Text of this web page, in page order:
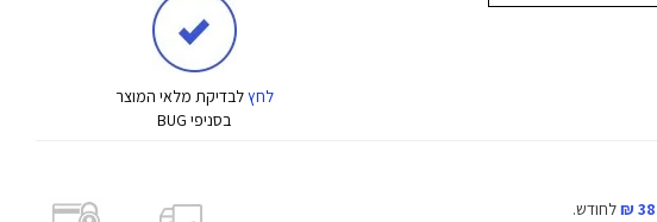
לחץלבדיקת מלאי המוצר
בסניפי BUG
לחודש.